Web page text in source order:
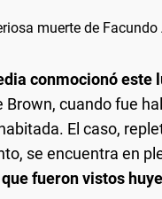
conmocionó este
Brown, cuando fue
El caso,
se encuentra en
fueron vistos